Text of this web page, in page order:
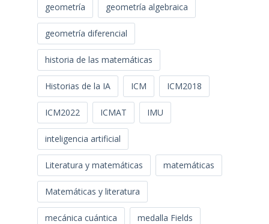
geometría geometría algebraica
geometría diferencial
historia de las matemáticas
Historias de la IA ICM ICM2018
ICM2022 ICMAT IMU
inteligencia artificial
Literatura y matemáticas matemáticas
Matemáticas y literatura
mecánica cuántica medalla Fields